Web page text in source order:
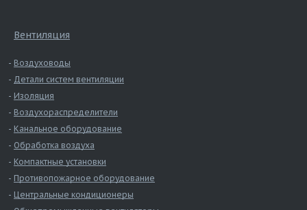
Вентиляция
Воздуховоды
Детали систем вентиляции
Изоляция
Воздухораспределители
Канальное оборудование
Обработка воздуха
Компактные установки
Противопожарное оборудование
Центральные кондиционеры